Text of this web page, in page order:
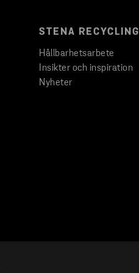
STENA RECYCLING
Hållbarhetsarbete
Insikter och inspiration
Nyheter